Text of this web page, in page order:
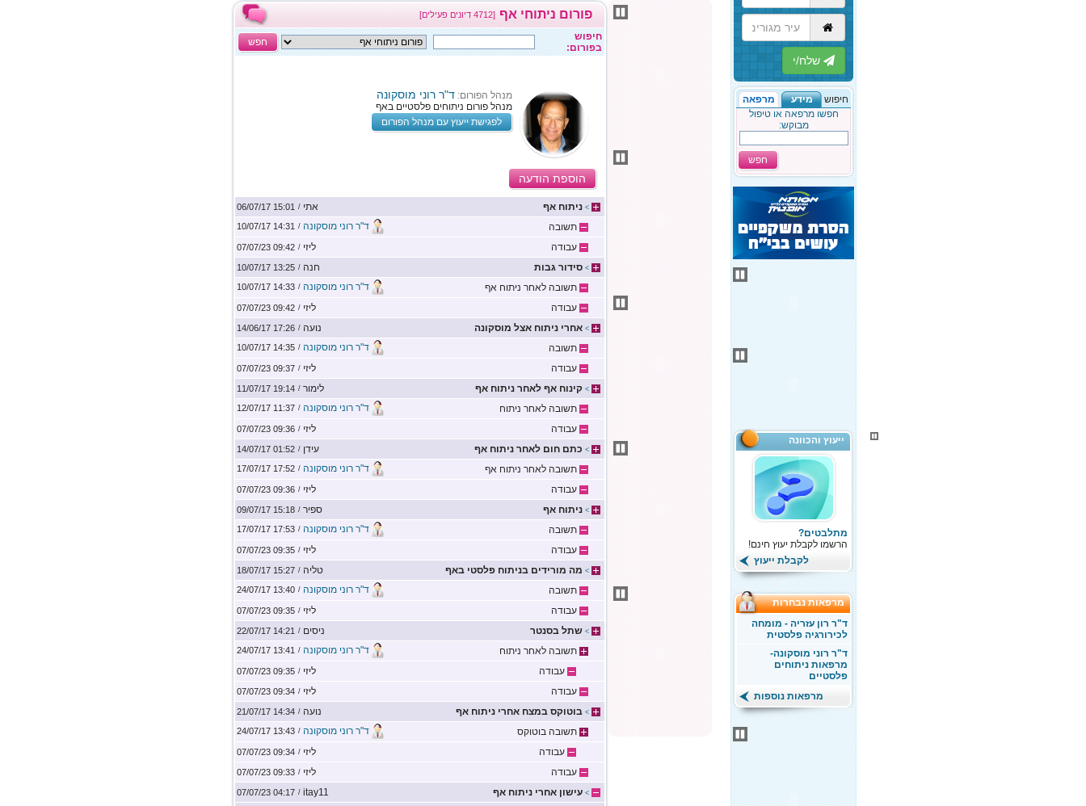
הבא
חיפוש מידע
מרפאה
חפשו מרפאה או טיפול
מבוקש:
חפש
ייעוץ והכוונה
מתלבטים?
הרשמו לקבלת יעוץ חינם!
לקבלת ייעוץ
מרפאות נבחרות
ד"ר רון עזריה - מומחה
לכירורגיה פלסטית
ד"ר רוני מוסקונה-
מרפאות ניתוחים
פלסטיים
מרפאות נוספות
[4712 דיונים פעילים] פורום ניתוחי אף
חפש
חיפוש
בפורום:
מנהל הפורום: ד"ר רוני מוסקונה
מנהל פורום ניתוחים פלסטיים באף
לפגישת ייעוץ עם מנהל הפורום
הוספת הודעה
> ניתוח אף אתי /
15:01 06/07/17
תשובה ד"ר רוני מוסקונה /
14:31 10/07/17
עבודה ליזי /
09:42 07/07/23
> סידור גבות חנה /
13:25 10/07/17
תשובה לאחר ניתוח אף ד"ר רוני מוסקונה /
14:33 10/07/17
עבודה ליזי /
09:42 07/07/23
> אחרי ניתוח אצל מוסקונה נועה /
17:26 14/06/17
תשובה ד"ר רוני מוסקונה /
14:35 10/07/17
עבודה ליזי /
09:37 07/07/23
> קינוח אף לאחר ניתוח אף לימור /
19:14 11/07/17
תשובה לאחר ניתוח ד"ר רוני מוסקונה /
11:37 12/07/17
עבודה ליזי /
09:36 07/07/23
> כתם חום לאחר ניתוח אף עידן /
01:52 14/07/17
תשובה לאחר ניתוח אף ד"ר רוני מוסקונה /
17:52 17/07/17
עבודה ליזי /
09:36 07/07/23
> ניתוח אף ספיר /
15:18 09/07/17
תשובה ד"ר רוני מוסקונה /
17:53 17/07/17
עבודה ליזי /
09:35 07/07/23
> מה מורידים בניתוח פלסטי באף טליה /
15:27 18/07/17
תשובה ד"ר רוני מוסקונה /
13:40 24/07/17
עבודה ליזי /
09:35 07/07/23
> שתל בסנטר ניסים /
14:21 22/07/17
תשובה לאחר ניתוח ד"ר רוני מוסקונה /
13:41 24/07/17
עבודה ליזי /
09:35 07/07/23
עבודה ליזי /
09:34 07/07/23
> בוטוקס במצח אחרי ניתוח אף נועה /
14:34 21/07/17
תשובה בוטוקס ד"ר רוני מוסקונה /
13:43 24/07/17
עבודה ליזי /
09:34 07/07/23
עבודה ליזי /
09:33 07/07/23
> עישון אחרי ניתוח אף itay11
/
04:17 07/07/23